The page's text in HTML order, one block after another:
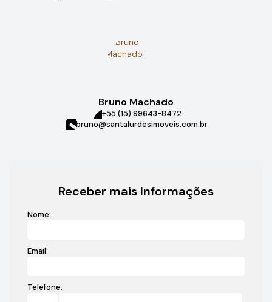
Bruno Machado
+55 (15) 99643-8472
bruno@santalurdesimoveis.com.br
Receber mais Informações
Nome:
Email:
Telefone: